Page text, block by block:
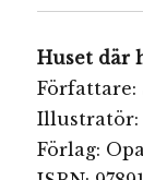
Huset där
Författare:
Illustratör:
Förlag: